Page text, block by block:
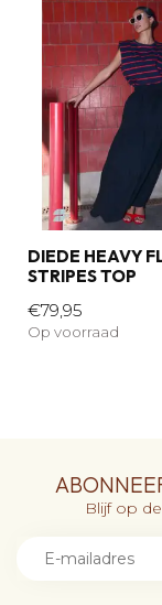
DIEDE HEAVY
STRIPES TOP
€79,95
Op voorraad
Blijf op